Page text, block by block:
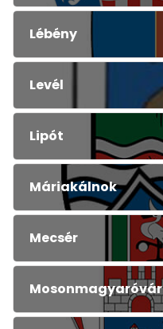
Lébény
Levél
Lipót
Máriakálnok
Mecsér
Mosonmagyaróvár